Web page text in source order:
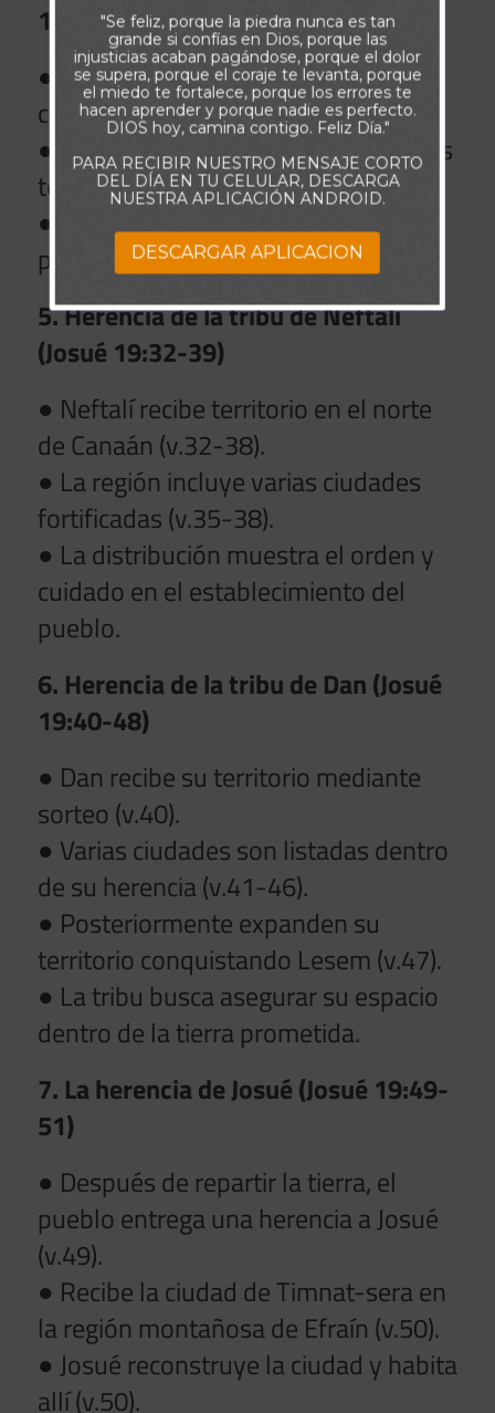
19:24-31)
● Aser recibe territorio cerca de la
costa y zonas fértiles (v.24-29).
● Se enumeran sus ciudades y límites
territoriales (v.30-31).
● Dios continúa cumpliendo su
promesa a cada tribu.
5. Herencia de la tribu de Neftalí
(Josué 19:32-39)
● Neftalí recibe territorio en el norte
de Canaán (v.32-38).
● La región incluye varias ciudades
fortificadas (v.35-38).
● La distribución muestra el orden y
cuidado en el establecimiento del
pueblo.
6. Herencia de la tribu de Dan (Josué
19:40-48)
● Dan recibe su territorio mediante
sorteo (v.40).
● Varias ciudades son listadas dentro
de su herencia (v.41-46).
● Posteriormente expanden su
territorio conquistando Lesem (v.47).
● La tribu busca asegurar su espacio
dentro de la tierra prometida.
7. La herencia de Josué (Josué 19:49-
51)
● Después de repartir la tierra, el
pueblo entrega una herencia a Josué
(v.49).
● Recibe la ciudad de Timnat-sera en
la región montañosa de Efraín (v.50).
● Josué reconstruye la ciudad y habita
allí (v.50).
"Se feliz, porque la piedra nunca es tan
grande si confías en Dios, porque las
injusticias acaban pagándose, porque el dolor
se supera, porque el coraje te levanta, porque
el miedo te fortalece, porque los errores te
hacen aprender y porque nadie es perfecto.
DIOS hoy, camina contigo. Feliz Día."
PARA RECIBIR NUESTRO MENSAJE CORTO
DEL DÍA EN TU CELULAR, DESCARGA
NUESTRA APLICACIÓN ANDROID.
DESCARGAR APLICACION